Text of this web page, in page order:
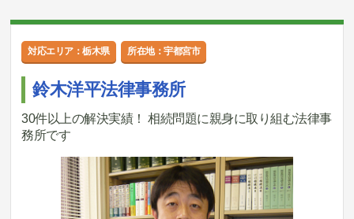
対応エリア：栃木県 所在地：宇都宮市
鈴木洋平法律事務所
30件以上の解決実績！ 相続問題に親身に取り組む法律事
務所です